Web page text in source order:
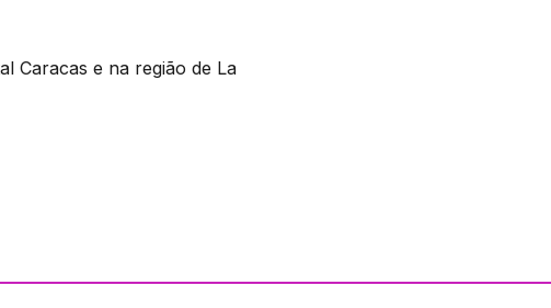
Caracas e na região de La